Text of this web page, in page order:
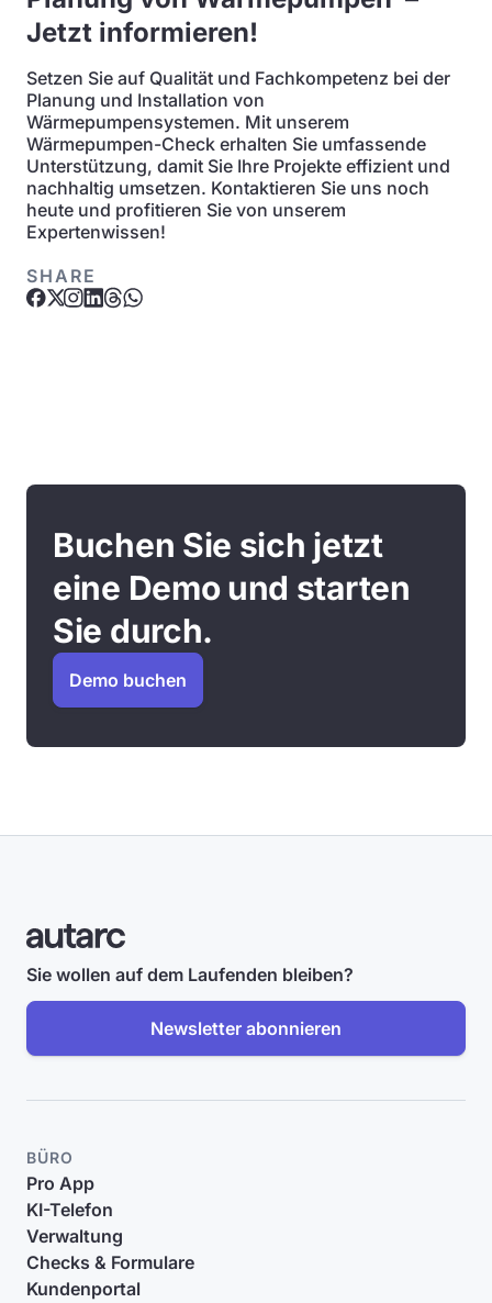
Jetzt informieren!
Setzen Sie auf Qualität und Fachkompetenz bei der
Planung und Installation von
Wärmepumpensystemen. Mit unserem
Wärmepumpen-Check erhalten Sie umfassende
Unterstützung, damit Sie Ihre Projekte effizient und
nachhaltig umsetzen. Kontaktieren Sie uns noch
heute und profitieren Sie von unserem
Expertenwissen!
SHARE
Buchen Sie sich jetzt
eine Demo und starten
Sie durch.
Demo buchen
Sie wollen auf dem Laufenden bleiben?
Newsletter abonnieren
BÜRO
Pro App
KI-Telefon
Verwaltung
Checks & Formulare
Kundenportal